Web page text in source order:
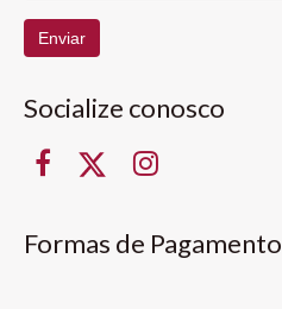
Enviar
Socialize conosco
Formas de Pagamento